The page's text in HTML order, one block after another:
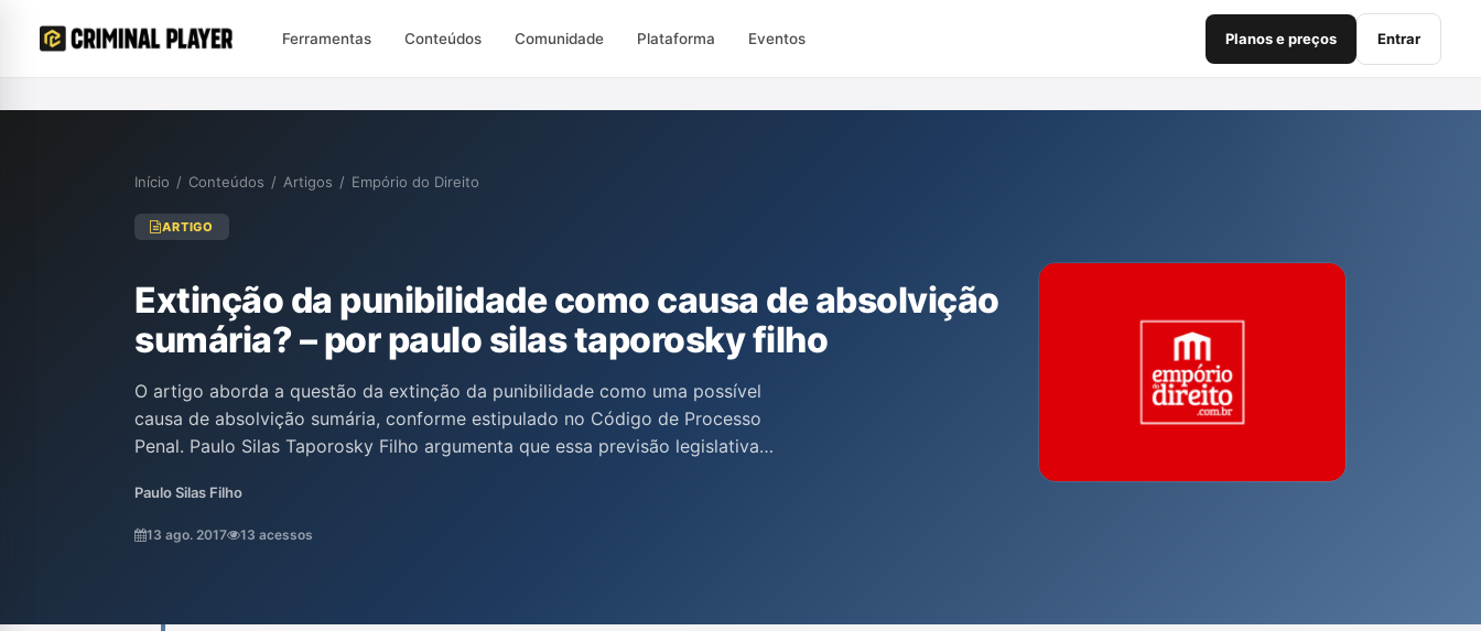
Ferramentas Conteúdos Comunidade Plataforma Eventos Planos e preços Entrar
Início / Conteúdos / Artigos / Empório do Direito
ARTIGO
Extinção da punibilidade como causa de absolvição
sumária? – por paulo silas taporosky filho
O artigo aborda a questão da extinção da punibilidade como uma possível
causa de absolvição sumária, conforme estipulado no Código de Processo
Penal. Paulo Silas Taporosky Filho argumenta que essa previsão legislativa
análise de mérito, enquanto a extinção da punibilidade se relaciona a questões
de política criminal, não demandando avaliação detalhada dos fatos. O texto
Paulo Silas Filho
13 ago. 2017 13 acessos